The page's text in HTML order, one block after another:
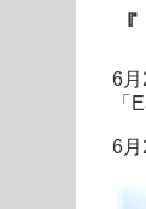
6月
「
6月